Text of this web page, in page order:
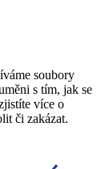
soubory
s tím, jak se
více o
či zakázat.